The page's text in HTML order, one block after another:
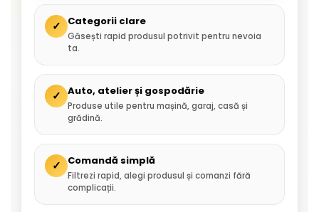
✓ Categorii clare
Găsești rapid produsul potrivit pentru nevoia
ta.
✓ Auto, atelier și gospodărie
Produse utile pentru mașină, garaj, casă și
grădină.
✓ Comandă simplă
Filtrezi rapid, alegi produsul și comanzi fără
complicații.